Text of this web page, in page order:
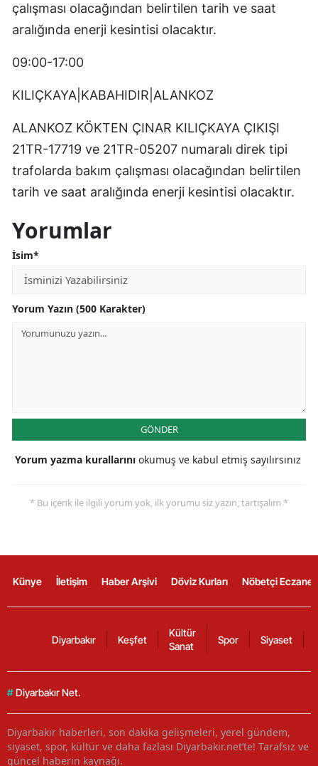
çalışması olacağından belirtilen tarih ve saat
aralığında enerji kesintisi olacaktır.
09:00-17:00
KILIÇKAYA|KABAHIDIR|ALANKOZ
ALANKOZ KÖKTEN ÇINAR KILIÇKAYA ÇIKIŞI
21TR-17719 ve 21TR-05207 numaralı direk tipi
trafolarda bakım çalışması olacağından belirtilen
tarih ve saat aralığında enerji kesintisi olacaktır.
Yorumlar
İsim*
Yorum Yazın (500 Karakter)
GÖNDER
Yorum yazma kurallarını okumuş ve kabul etmiş sayılırsınız
* Bu içerik ile ilgili yorum yok, ilk yorumu siz yazın, tartışalım *
Künye İletişim Haber Arşivi Döviz Kurları Nöbetçi
Diyarbakır Keşfet
Kültür
Sanat
Spor Siyaset
# Diyarbakır Net.
Diyarbakır haberleri, son dakika gelişmeleri, yerel gündem,
siyaset, spor, kültür ve daha fazlası Diyarbakir.net’te! Tarafsız ve
güncel haberin kaynağı.